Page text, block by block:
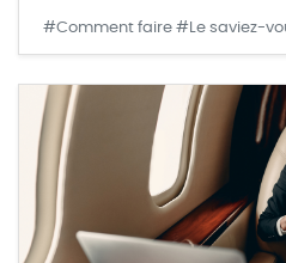
#Comment faire #Le saviez-